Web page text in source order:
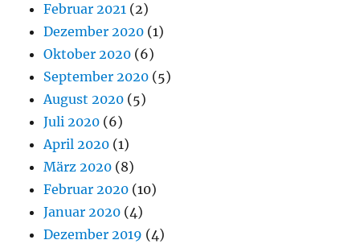
Februar 2021 (2)
Dezember 2020 (1)
Oktober 2020 (6)
September 2020 (5)
August 2020 (5)
Juli 2020 (6)
April 2020 (1)
März 2020 (8)
Februar 2020 (10)
Januar 2020 (4)
Dezember 2019 (4)